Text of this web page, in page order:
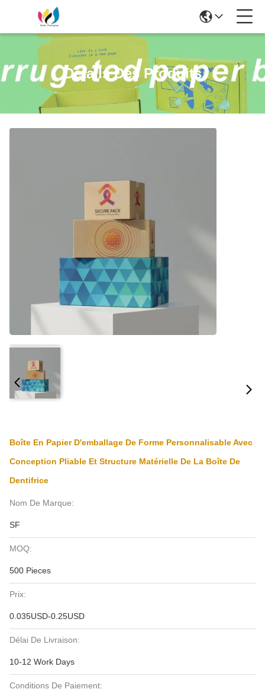
Détails Des Produits
Boîte En Papier D'emballage De Forme Personnalisable Avec
Conception Pliable Et Structure Matérielle De La Boîte De
Dentifrice
Nom De Marque:
SF
MOQ:
500 Pieces
Prix:
0.035USD-0.25USD
Délai De Livraison:
10-12 Work Days
Conditions De Paiement: